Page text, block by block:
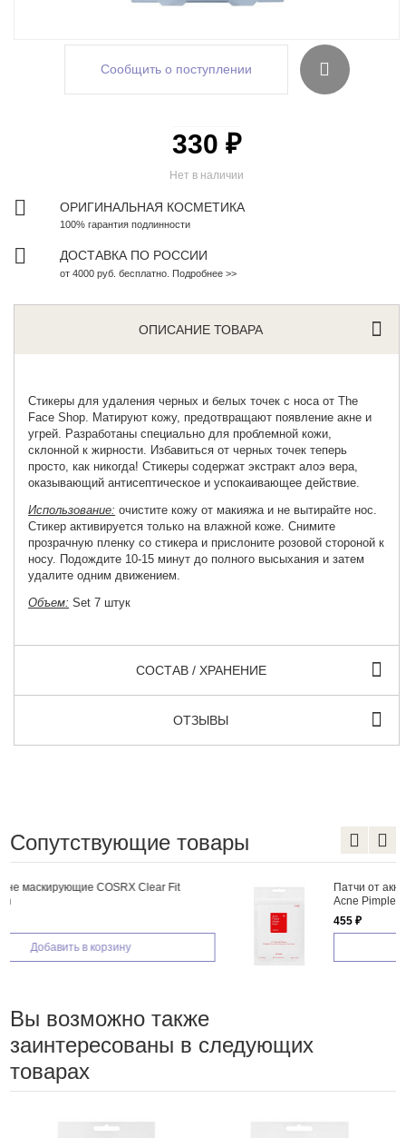
Сообщить о поступлении
Нет в наличии
330 ₽
ОРИГИНАЛЬНАЯ КОСМЕТИКА
100% гарантия подлинности
ДОСТАВКА ПО РОССИИ
от 4000 руб. бесплатно. Подробнее >>
ОПИСАНИЕ ТОВАРА
Стикеры для удаления черных и белых точек с носа отThe
Face Shop . Матируют кожу, предотвращают появление акне и
угрей. Разработаны специально для проблемной кожи,
склонной к жирности. Избавиться от черных точек теперь
просто, как никогда! Стикеры содержат экстракт алоэ вера,
оказывающий антисептическое и успокаивающее действие.
Использование: очистите кожу от макияжа и не вытирайте нос.
Стикер активируется только на влажной коже. Снимите
прозрачную пленку со стикера и прислоните розовой стороной к
носу. Подождите 10-15 минут до полного высыхания и затем
удалите одним движением.
Объем: Set 7 штук
СОСТАВ / ХРАНЕНИЕ
ОТЗЫВЫ
Сопутствующие товары
Патчи от акне противовоспалительные COSRX
Добавить в корзину
Вы возможно также
заинтересованы в следующих
товарах